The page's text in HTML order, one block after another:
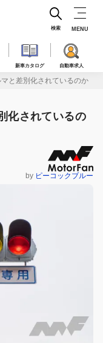
新車カタログ 自動車求人
検索 MENU
と差別化されているのか
化されているの
by ピーコックブルー